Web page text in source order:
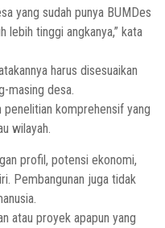
yang sudah punya BUMDes
lebih tinggi angkanya,” kata
harus disesuaikan
masing desa.
penelitian komprehensif yang
wilayah.
profil, potensi ekonomi,
Pembangunan juga tidak
atau proyek apapun yang